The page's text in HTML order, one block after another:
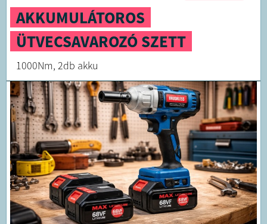
AKKUMULÁTOROS
ÜTVECSAVAROZÓ SZETT
1000Nm, 2db akku